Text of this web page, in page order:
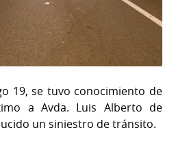
19, se tuvo conocimiento de
a Avda. Luis Alberto de
un siniestro de tránsito.